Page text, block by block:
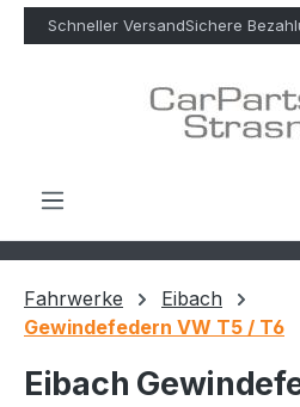
Zum Hauptinhalt springen
Schneller VersandSichere
Fahrwerke
Eibach
Gewindefedern VW T5 / T6
Eibach